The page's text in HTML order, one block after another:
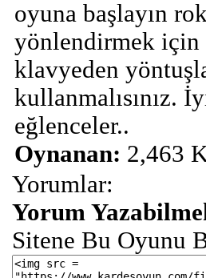
oyuna başlayın
yönlendirmek için
klavyeden
kullanmalısınız.
eğlenceler..
Oynanan: 2,463
Yorumlar:
Yorum
Sitene Bu Oyunu